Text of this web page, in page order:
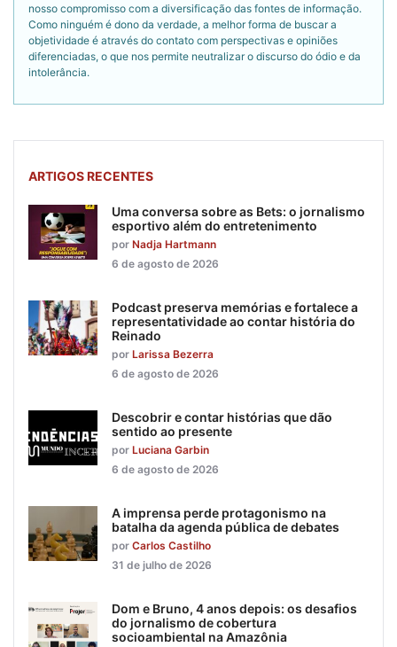
nosso compromisso com a diversificação das fontes de informação.
Como ninguém é dono da verdade, a melhor forma de buscar a
objetividade é através do contato com perspectivas e opiniões
diferenciadas, o que nos permite neutralizar o discurso do ódio e da
intolerância.
ARTIGOS RECENTES
Uma conversa sobre as Bets: o jornalismo
esportivo além do entretenimento
por Nadja Hartmann
6 de agosto de 2026
Podcast preserva memórias e fortalece a
representatividade ao contar história do
Reinado
por Larissa Bezerra
6 de agosto de 2026
Descobrir e contar histórias que dão
sentido ao presente
por Luciana Garbin
6 de agosto de 2026
A imprensa perde protagonismo na
batalha da agenda pública de debates
por Carlos Castilho
31 de julho de 2026
Dom e Bruno, 4 anos depois: os desafios
do jornalismo de cobertura
socioambiental na Amazônia